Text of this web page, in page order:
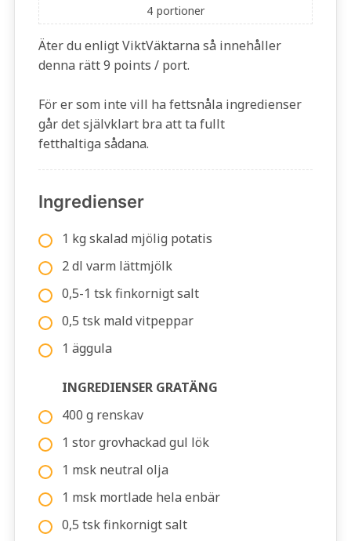
4 portioner
Äter du enligt ViktVäktarna så innehåller
denna rätt 9 points / port.
För er som inte vill ha fettsnåla ingredienser
går det självklart bra att ta fullt
fetthaltiga sådana.
Ingredienser
1 kg skalad mjölig potatis
2 dl varm lättmjölk
0,5-1 tsk finkornigt salt
0,5 tsk mald vitpeppar
1 äggula
INGREDIENSER GRATÄNG
400 g renskav
1 stor grovhackad gul lök
1 msk neutral olja
1 msk mortlade hela enbär
0,5 tsk finkornigt salt